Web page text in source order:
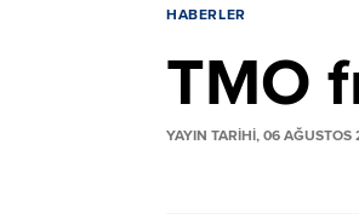
HABERLER
TMO
YAYIN TARİHİ, 06 AĞUSTOS